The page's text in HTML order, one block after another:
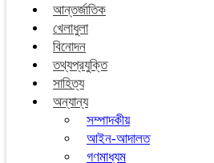
আন্তর্জাতিক
খেলাধুলা
বিনোদন
তথ্যপ্রযুক্তি
সাহিত্য
অন্যান্য
সম্পাদকীয়
আইন-আদালত
গণমাধ্যম